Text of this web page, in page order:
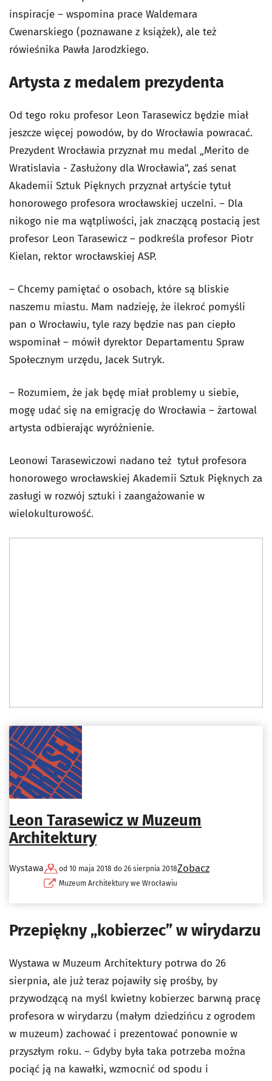
inspiracje – wspomina prace Waldemara
Cwenarskiego (poznawane z książek), ale też
rówieśnika Pawła Jarodzkiego.
Artysta z medalem prezydenta
Od tego roku profesor Leon Tarasewicz będzie miał
jeszcze więcej powodów, by do Wrocławia powracać.
Prezydent Wrocławia przyznał mu medal „Merito de
Wratislavia - Zasłużony dla Wrocławia”, zaś senat
Akademii Sztuk Pięknych przyznał artyście tytuł
honorowego profesora wrocławskiej uczelni. – Dla
nikogo nie ma wątpliwości, jak znaczącą postacią jest
profesor Leon Tarasewicz – podkreśla profesor Piotr
Kielan, rektor wrocławskiej ASP.
– Chcemy pamiętać o osobach, które są bliskie
naszemu miastu. Mam nadzieję, że ilekroć pomyśli
pan o Wrocławiu, tyle razy będzie nas pan ciepło
wspominał – mówił dyrektor Departamentu Spraw
Społecznym urzędu, Jacek Sutryk.
– Rozumiem, że jak będę miał problemy u siebie,
mogę udać się na emigrację do Wrocławia – żartowal
artysta odbierając wyróżnienie.
Leonowi Tarasewiczowi nadano też tytuł profesora
honorowego wrocławskiej Akademii Sztuk Pięknych za
zasługi w rozwój sztuki i zaangażowanie w
wielokulturowość.
Leon Tarasewicz w Muzeum
Architektury
Wystawa
od 10 maja 2018 do 26 sierpnia 2018
Muzeum Architektury we Wrocławiu
Zobacz
Przepiękny „kobierzec” w wirydarzu
Wystawa w Muzeum Architektury potrwa do 26
sierpnia, ale już teraz pojawiły się prośby, by
przywodzącą na myśl kwietny kobierzec barwną pracę
profesora w wirydarzu (małym dziedzińcu z ogrodem
w muzeum) zachować i prezentować ponownie w
przyszłym roku. – Gdyby była taka potrzeba można
pociąć ją na kawałki, wzmocnić od spodu i